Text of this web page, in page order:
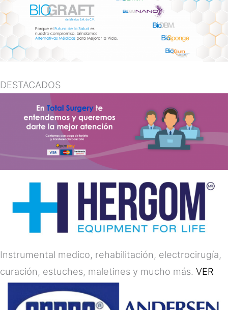
DESTACADOS
Instrumental medico, rehabilitación, electrocirugía,
curación, estuches, maletines y mucho más. VER